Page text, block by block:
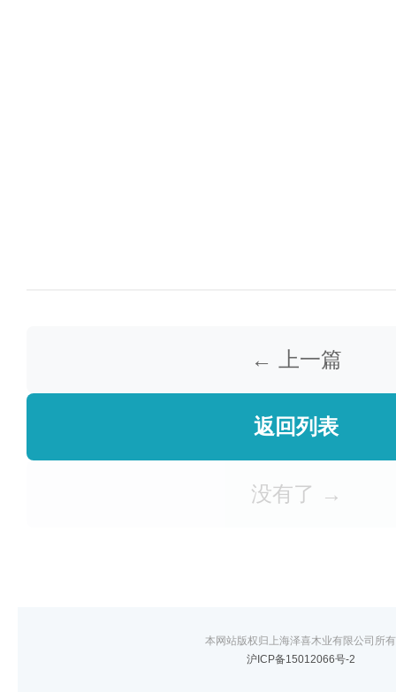
← 上一篇
返回列表
没有了 →
本网站版权归上海泽喜木业有限公司所有
沪ICP备15012066号-2